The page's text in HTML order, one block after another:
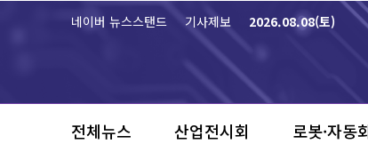
네이버 뉴스스탠드 기사제보 2026.08.08(토)
전체뉴스 산업전시회 로봇·자동